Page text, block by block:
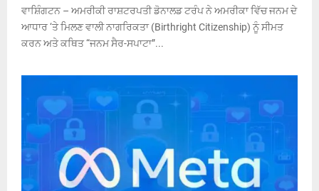
ਵਾਸ਼ਿੰਗਟਨ – ਅਮਰੀਕੀ ਰਾਸ਼ਟਰਪਤੀ ਡੋਨਾਲਡ ਟਰੰਪ ਨੇ ਅਮਰੀਕਾ ਵਿੱਚ ਜਨਮ ਦੇ
ਆਧਾਰ ‘ਤੇ ਮਿਲਣ ਵਾਲੀ ਨਾਗਰਿਕਤਾ (Birthright Citizenship) ਨੂੰ ਸੀਮਤ
ਕਰਨ ਅਤੇ ਕਥਿਤ “ਜਨਮ ਸੈਰ-ਸਪਾਟਾ”...